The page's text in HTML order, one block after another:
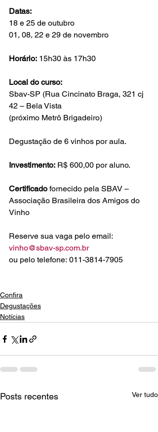
Datas:
18 e 25 de outubro
01, 08, 22 e 29 de novembro
Horário: 15h30 às 17h30
Local do curso:
Sbav-SP (Rua Cincinato Braga, 321 cj
42 – Bela Vista
(próximo Metrô Brigadeiro)
Degustação de 6 vinhos por aula.
Investimento: R$ 600,00 por aluno.
Certificado fornecido pela SBAV –
Associação Brasileira dos Amigos do
Vinho
vinho@sbav-sp.com.br
ou pelo telefone: 011-3814-7905
Confira
Degustações
Notícias
Posts recentes Ver tudo